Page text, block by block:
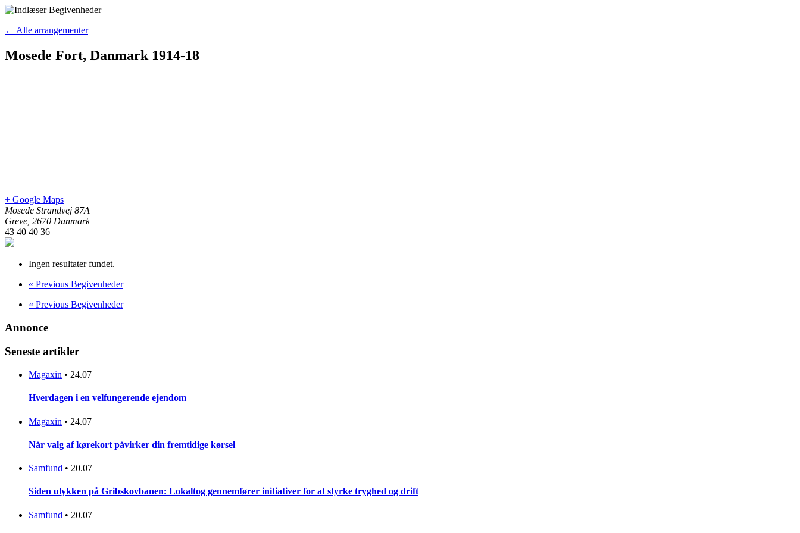
← Alle arrangementer
Mosede Fort, Danmark 1914-18
+ Google Maps
Mosede Strandvej 87A
Greve 2670 Danmark
43 40 40 36
Ingen resultater fundet.
« Previous Begivenheder
« Previous Begivenheder
Annonce
Seneste artikler
Magaxin • 24.07
Hverdagen i en velfungerende ejendom
Magaxin • 24.07
Når valg af kørekort påvirker din fremtidige kørsel
Samfund • 20.07
Siden ulykken på Gribskovbanen: Lokaltog gennemfører initiativer for at styrke tryghed og drift
Samfund • 20.07